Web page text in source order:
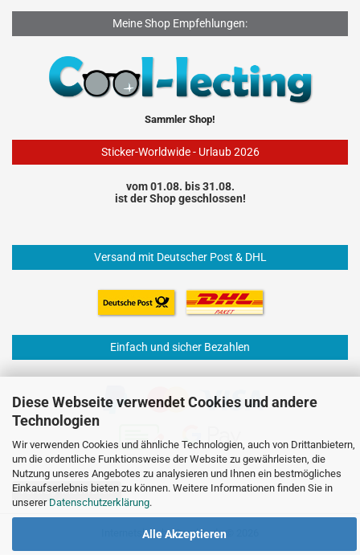
Diese Webseite verwendet Cookies und andere
Technologien
Wir verwenden Cookies und ähnliche Technologien, auch von Drittanbietern,
um die ordentliche Funktionsweise der Website zu gewährleisten, die
Nutzung unseres Angebotes zu analysieren und Ihnen ein bestmögliches
Einkaufserlebnis bieten zu können. Weitere Informationen finden Sie in
unserer Datenschutzerklärung.
Alle Akzeptieren
Meine Shop Empfehlungen:
Sammler Shop!
Sticker-Worldwide - Urlaub 2026
vom 01.08. bis 31.08.
ist der Shop geschlossen!
Versand mit Deutscher Post & DHL
Einfach und sicher Bezahlen
Vertrag widerrufen
Internetshopby Gambio.de © 2026